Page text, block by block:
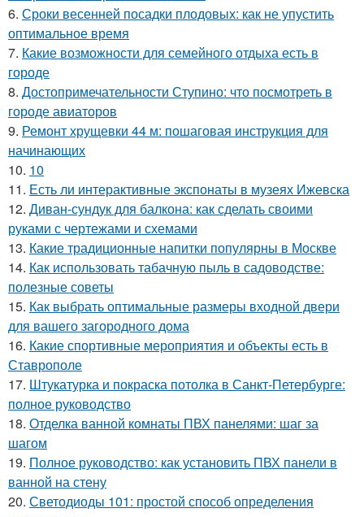
6. Сроки весенней посадки плодовых: как не упустить
оптимальное время
7. Какие возможности для семейного отдыха есть в
городе
8. Достопримечательности Ступино: что посмотреть в
городе авиаторов
9. Ремонт хрущевки 44 м: пошаговая инструкция для
начинающих
10. 10
11. Есть ли интерактивные экспонаты в музеях Ижевска
12. Диван-сундук для балкона: как сделать своими
руками с чертежами и схемами
13. Какие традиционные напитки популярны в Москве
14. Как использовать табачную пыль в садоводстве:
полезные советы
15. Как выбрать оптимальные размеры входной двери
для вашего загородного дома
16. Какие спортивные мероприятия и объекты есть в
Ставрополе
17. Штукатурка и покраска потолка в Санкт-Петербурге:
полное руководство
18. Отделка ванной комнаты ПВХ панелями: шаг за
шагом
19. Полное руководство: как установить ПВХ панели в
ванной на стену
20. Светодиоды 101: простой способ определения